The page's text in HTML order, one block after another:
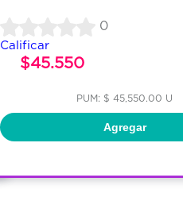
0
Calificar
$45.550
PUM: $ 45,550.00 U
Agregar